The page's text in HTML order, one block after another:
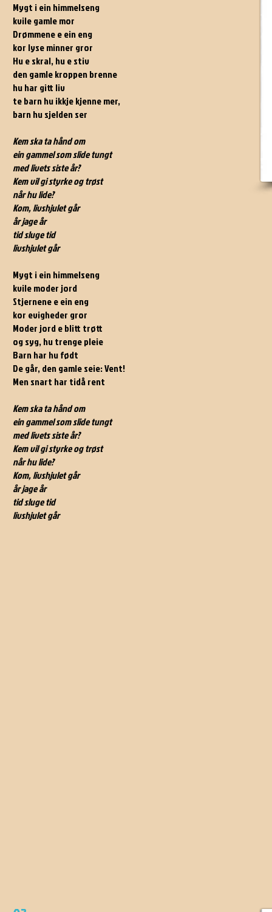
Mygt i ein himmelseng
kvile gamle mor
Drømmene e ein eng
kor lyse minner gror
Hu e skral, hu e stiv
den gamle kroppen brenne
hu har gitt liv
te barn hu ikkje kjenne mer,
barn hu sjelden ser
Kem ska ta hånd om
ein gammel som slide tungt
med livets siste år?
Kem vil gi styrke og trøst
når hu lide?
Kom, livshjulet går
år jage år
tid sluge tid
livshjulet går
Mygt i ein himmelseng
kvile moder jord
Stjernene e ein eng
kor evigheder gror
Moder jord e blitt trøtt
og syg, hu trenge pleie
Barn har hu født
De går, den gamle seie: Vent!
Men snart har tidå rent
Kem ska ta hånd om
ein gammel som slide tungt
med livets siste år?
Kem vil gi styrke og trøst
når hu lide?
Kom, livshjulet går
år jage år
tid sluge tid
livshjulet går